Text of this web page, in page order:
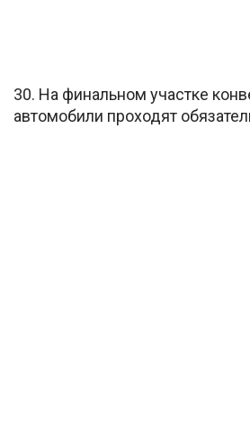
30. На финальном участке
автомобили проходят